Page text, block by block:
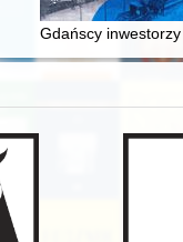
od
Gdańscy